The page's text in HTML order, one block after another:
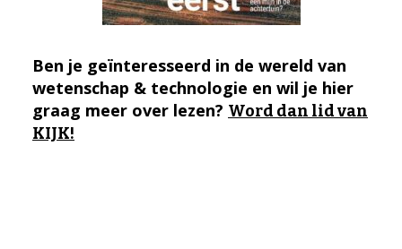
Ben je geïnteresseerd in de wereld van
wetenschap & technologie en wil je hier
graag meer over lezen? Word dan lid van
KIJK!